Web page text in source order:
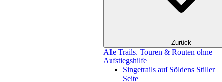
Zurück
Alle Trails, Touren & Routen ohne
Aufstiegshilfe
Singetrails auf Söldens Stiller
Seite